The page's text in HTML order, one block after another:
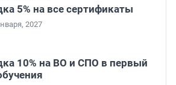
5% на все сертификаты
2027
10% на ВО и СПО в первый